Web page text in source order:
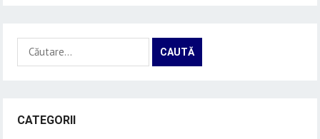
Caută
după:
CATEGORII